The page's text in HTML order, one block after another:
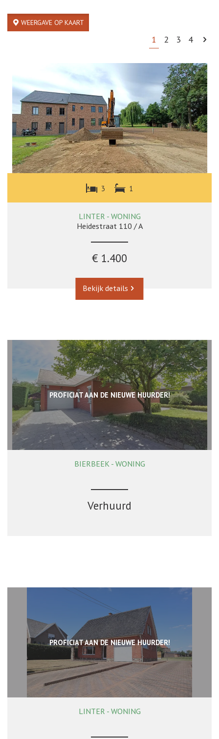
WEERGAVE OP KAART
1 2 3 4
3 1
LINTER - WONING
Heidestraat 110 / A
€ 1.400
Bekijk details
PROFICIAT AAN DE NIEUWE HUURDER!
116 m² 2 1
BIERBEEK - WONING
Verhuurd
PROFICIAT AAN DE NIEUWE HUURDER!
168 m² 2 1
LINTER - WONING